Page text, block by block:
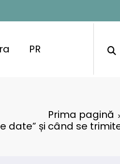
PR
Prima pagină
date” și când se